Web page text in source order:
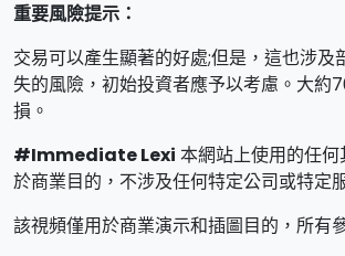
重要風險提示：
交易可以產生顯著的好處;但是，這也涉
失的風險，初始投資者應予以考慮。大約
損。
#Immediate Lexi 本網站上使用的任
於商業目的，不涉及任何特定公司或特定
該視頻僅用於商業演示和插圖目的，所有